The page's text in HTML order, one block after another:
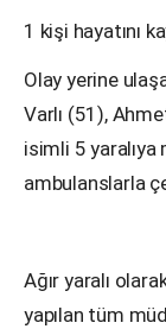
1 kişi hayatını
Olay yerine
Varlı (51),
isimli 5 yaralıya
ambulanslarla
Ağır yaralı
yapılan tüm